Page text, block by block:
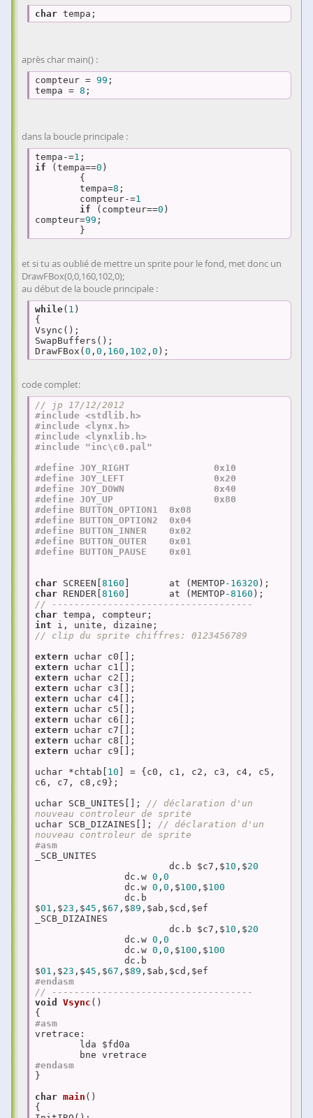
char tempa;
après char main() :
compteur = 99 ;
tempa = 8 ;
dans la boucle principale :
tempa-=1
if (tempa==0 )
	tempa=
8 ;
	compteur-=
1
if (compteur==0 )
compteur=99 ;
	}
et si tu as oublié de mettre un sprite pour le fond, met donc un
DrawFBox(0,0,160,102,0);
au début de la boucle principale :
while( 1 )
{
Vsync();
SwapBuffers();
DrawFBox( 0 , 0 , 160 , 102 , 0 );
code complet:
// jp 17/12/2012
#include <stdlib.h>
#include <lynx.h>
#include <lynxlib.h>
#include "inc\c0.pal"
#define
JOY_RIGHT		0x10
#define
JOY_LEFT		0x20
#define
JOY_DOWN		0x40
#define
JOY_UP			0x80
#define
BUTTON_OPTION1	0x08
#define
BUTTON_OPTION2	0x04
#define
BUTTON_INNER	0x02
#define
BUTTON_OUTER	0x01
#define BUTTON_PAUSE	0x01
char SCREEN[ 8160 ]       at (MEMTOP-16320
char RENDER[ 8160 ]       at (MEMTOP-8160
// ------------------------------------
char
int
// clip du sprite chiffres: 0123456789
extern
extern
extern
extern
extern
extern
extern
extern
extern
extern uchar c9[];
uchar *chtab[ 10 ] = {c0, c1, c2, c3, c4, c5,
c6, c7, c8,c9};
uchar SCB_UNITES[]; // déclaration d'un
nouveau controleur de sprite
uchar SCB_DIZAINES[]; // déclaration d'un
#asm
_SCB_UNITES
			dc.b $c7,$
10 ,$20
	        dc.w
0 , 0
	        dc.w
0 , 0 ,$100 ,$100
$01 ,$23 ,$45 ,$67 ,$89 ,$ab,$cd,$ef
_SCB_DIZAINES
			dc.b $c7,$
10 ,$20
	        dc.w
0 , 0
	        dc.w
0 , 0 ,$100 ,$100
$01 ,$23 ,$45 ,$67 ,$89
#endasm
// ------------------------------------
void
Vsync ()
#asm
vretrace:
#endasm
}
char main ()
{